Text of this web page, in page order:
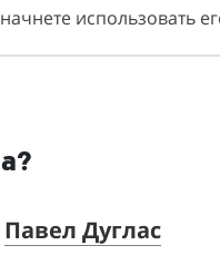
использовать
Павел Дуглас